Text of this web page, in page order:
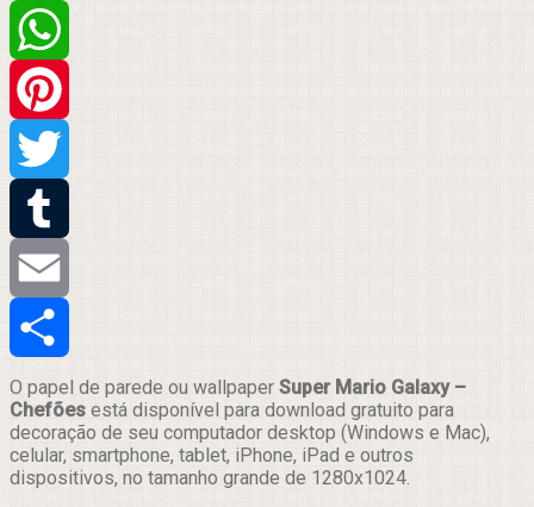
Facebook
WhatsApp
Pinterest
Twitter
Tumblr
Email
Compartilhar
O papel de parede ou wallpaper Super Mario Galaxy –
Chefões está disponível para download gratuito para
decoração de seu computador desktop (Windows e Mac),
celular, smartphone, tablet, iPhone, iPad e outros
dispositivos, no tamanho grande de 1280x1024.